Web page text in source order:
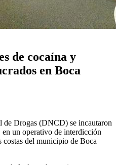
de cocaína y
en Boca
Drogas (DNCD) se incautaron
en un operativo de interdicción
costas del municipio de Boca